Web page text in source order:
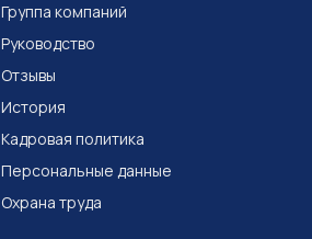
Группа компаний
Руководство
Отзывы
История
Кадровая политика
Персональные данные
Охрана труда